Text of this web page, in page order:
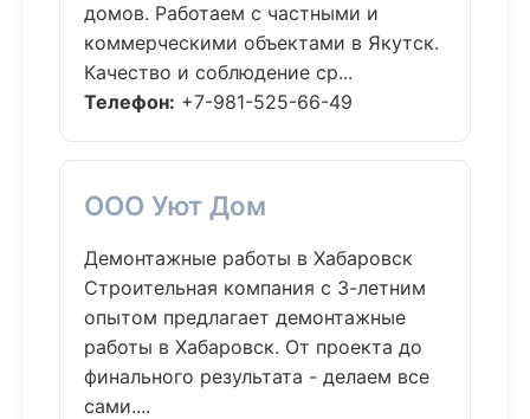
домов. Работаем с частными и
коммерческими объектами в Якутск.
Качество и соблюдение ср...
Телефон: +7-981-525-66-49
ООО Уют Дом
Демонтажные работы в Хабаровск
Строительная компания с 3-летним
опытом предлагает демонтажные
работы в Хабаровск. От проекта до
финального результата - делаем все
сами....